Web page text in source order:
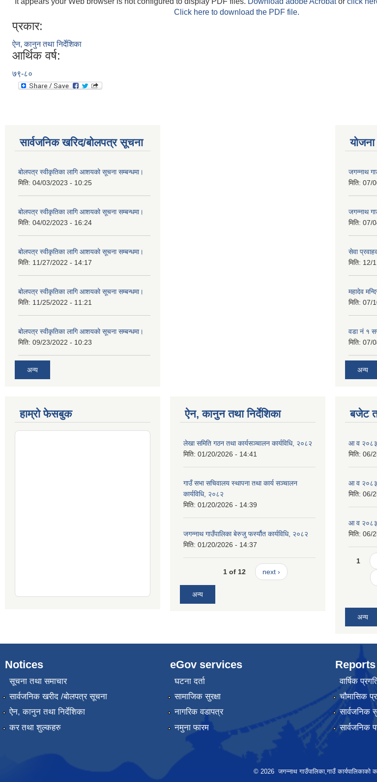
Click here to download the PDF file.
प्रकार:
ऐन, कानुन तथा निर्देशिका
आर्थिक वर्ष:
७९-८०
सार्वजनिक खरिद/बोलपत्र सूचना
बोलपत्र स्वीकृतिका लागि आशयको सूचना सम्बन्धमा।
मिति: 04/03/2023 - 10:25
बोलपत्र स्वीकृतिका लागि आशयको सूचना सम्बन्धमा।
मिति: 04/02/2023 - 16:24
बोलपत्र स्वीकृतिका लागि आशयको सूचना सम्बन्धमा।
मिति: 11/27/2022 - 14:17
बोलपत्र स्वीकृतिका लागि आशयको सूचना सम्बन्धमा।
मिति: 11/25/2022 - 11:21
बोलपत्र स्वीकृतिका लागि आशयको सूचना सम्बन्धमा।
मिति: 09/23/2022 - 10:23
अन्य
जगन्नाथ
मिति: 07/
जगन्नाथ
मिति: 07/
सेवा
मिति: 12/
महादेव
मिति: 07/
वडा नं १
मिति: 07/
अन्य
हाम्रो फेसबुक ऐन, कानुन तथा निर्देशिका
लेखा समिति गठन तथा कार्यसञ्चालन कार्यविधि, २०८२
मिति: 01/20/2026 - 14:41
गाउँ सभा सचिवालय स्थापना तथा कार्य सञ्चालन
कार्यविधि, २०८२
मिति: 01/20/2026 - 14:39
जगन्नाथ गाउँपालिका बेरुजु फर्स्यौत कार्यविधि, २०८२
मिति: 01/20/2026 - 14:37
1 of 12 next ›
अन्य
बजेट
आ व
मिति: 06/
आ व
मिति: 06/
आ व
मिति: 06/
1
अन्य
Notices
सूचना तथा समाचार
सार्वजनिक खरीद /बोलपत्र सूचना
ऐन, कानुन तथा निर्देशिका
कर तथा शुल्कहरु
eGov services
घटना दर्ता
सामाजिक सुरक्षा
नागरिक वडापत्र
नमुना फारम
Reports
वार्षिक
चौमासिक
सार्वजनिक
सार्वजनिक
© 2026 जगन्नाथ गाउँपालिका,गाउँ कार्यपालिकाको